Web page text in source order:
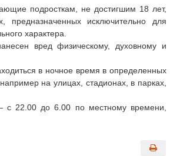
подросткам, не достигшим 18 лет,
исключительно для
характера.
вред физическому, духовному и
в ночное время в определенных
на улицах, стадионах, в парках,
с 22.00 до 6.00 по местному времени,